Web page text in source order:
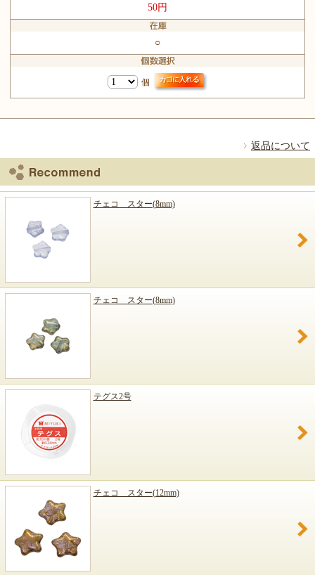
50円
○
個
返品について
チェコ スター(8mm)
チェコ スター(8mm)
テグス2号
チェコ スター(12mm)